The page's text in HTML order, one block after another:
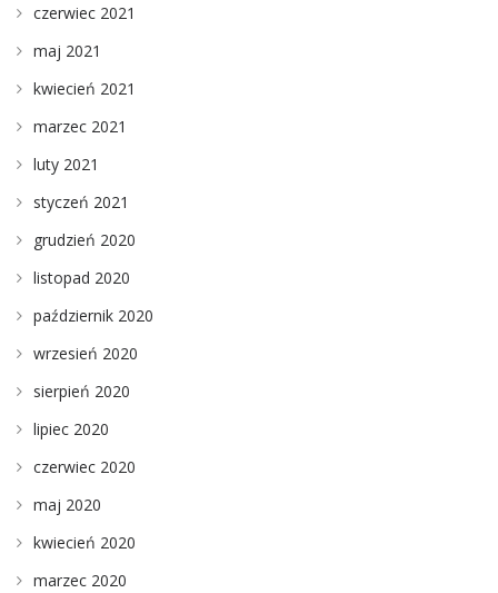
czerwiec 2021
maj 2021
kwiecień 2021
marzec 2021
luty 2021
styczeń 2021
grudzień 2020
listopad 2020
październik 2020
wrzesień 2020
sierpień 2020
lipiec 2020
czerwiec 2020
maj 2020
kwiecień 2020
marzec 2020